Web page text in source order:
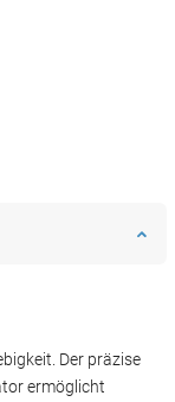
Der präzise
ermöglicht